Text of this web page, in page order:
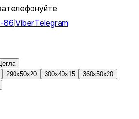
86 ViberTelegram
290x50x20 300x40x15
360x50x20